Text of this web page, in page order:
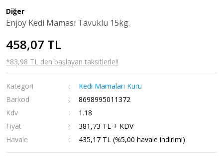
Diğer
Enjoy Kedi Maması Tavuklu 15kg.
458,07 TL
*83,98 TL den başlayan taksitlerle!!
Kategori
Kedi Mamaları Kuru
Barkod
8698995011372
Kdv
1.18
Fiyat
381,73 TL + KDV
Havale
435,17 TL (%5,00 havale indirimi)